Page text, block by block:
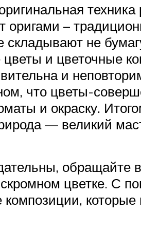
оригами –
складывают не
и цветочные
и
что цветы-
и окраску.
— великий
обращайте
цветке. С